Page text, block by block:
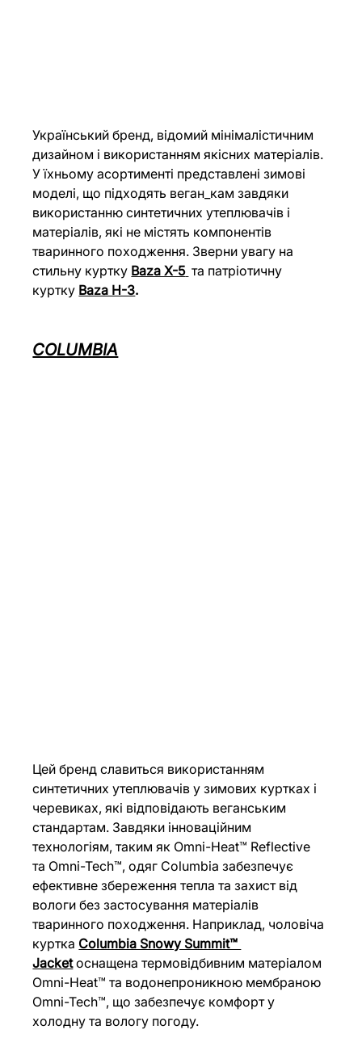
Український бренд, відомий мінімалістичним
дизайном і використанням якісних матеріалів.
У їхньому асортименті представлені зимові
моделі, що підходять веган_кам завдяки
використанню синтетичних утеплювачів і
матеріалів, які не містять компонентів
тваринного походження. Зверни увагу на
стильну куртку Baza X-5 та патріотичну
куртку Baza H-3.
COLUMBIA
Цей бренд славиться використанням
синтетичних утеплювачів у зимових куртках і
черевиках, які відповідають веганським
стандартам. Завдяки інноваційним
технологіям, таким як Omni-Heat™ Reflective
та Omni-Tech™, одяг Columbia забезпечує
ефективне збереження тепла та захист від
вологи без застосування матеріалів
тваринного походження. Наприклад, чоловіча
куртка Columbia Snowy Summit™
Jacket оснащена термовідбивним матеріалом
Omni-Heat™ та водонепроникною мембраною
Omni-Tech™, що забезпечує комфорт у
холодну та вологу погоду.